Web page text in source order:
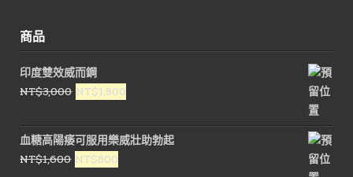
商品
印度雙效威而鋼
NT$3,000 原
價
格：
NT$3,000。
NT$1,800
價
格：
血糖高陽痿可服用樂威壯助勃起
NT$1,600 原
NT$800